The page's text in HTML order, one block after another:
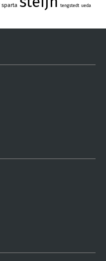
sparta tengstedt ueda